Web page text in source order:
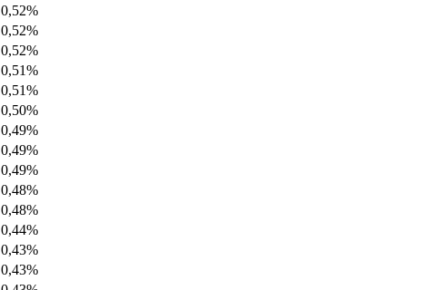
0,52%
0,52%
0,52%
0,51%
0,51%
0,50%
0,49%
0,49%
0,49%
0,48%
0,48%
0,44%
0,43%
0,43%